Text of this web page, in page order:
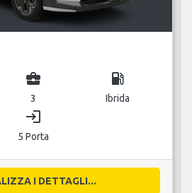
business_center
3
local_gas_station
Ibrida
login
5 Porta
I DETTAGLI...